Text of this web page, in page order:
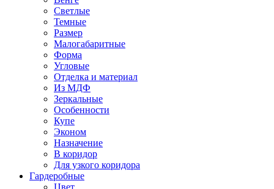
Светлые
Темные
Размер
Малогабаритные
Форма
Угловые
Отделка и материал
Из МДФ
Зеркальные
Особенности
Купе
Эконом
Назначение
В коридор
Для узкого коридора
Гардеробные
Цвет